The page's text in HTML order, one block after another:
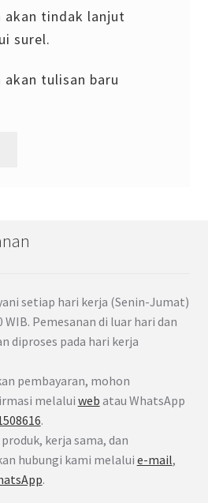
akan tindak lanjut
surel.
akan tulisan baru
setiap hari kerja (Senin-Jumat)
WIB. Pemesanan di luar hari dan
diproses pada hari kerja
pembayaran, mohon
melalui web atau WhatsApp
.
kerja sama, dan
hubungi kami melalui e-mail,
.